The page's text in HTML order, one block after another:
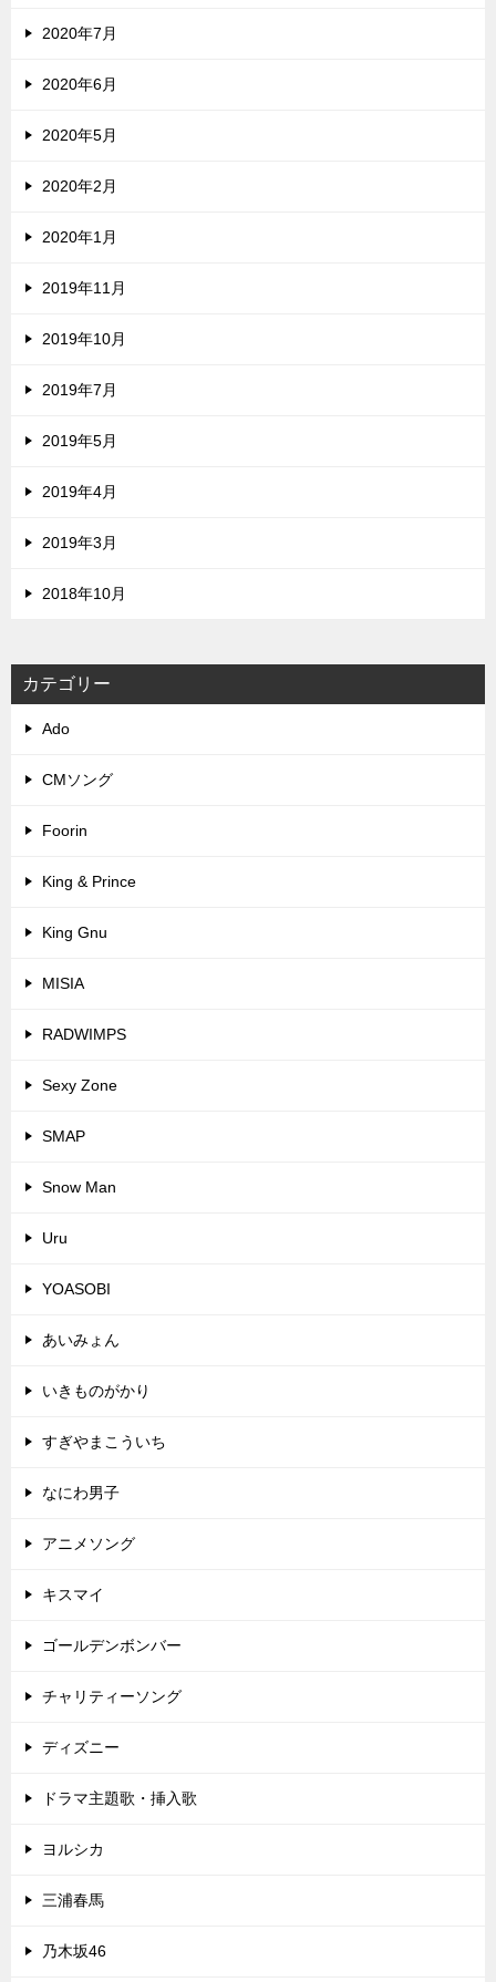
2020年7月
2020年6月
2020年5月
2020年2月
2020年1月
2019年11月
2019年10月
2019年7月
2019年5月
2019年4月
2019年3月
2018年10月
カテゴリー
Ado
CMソング
Foorin
King & Prince
King Gnu
MISIA
RADWIMPS
Sexy Zone
SMAP
Snow Man
Uru
YOASOBI
あいみょん
いきものがかり
すぎやまこういち
なにわ男子
アニメソング
キスマイ
ゴールデンボンバー
チャリティーソング
ディズニー
ドラマ主題歌・挿入歌
ヨルシカ
三浦春馬
乃木坂46